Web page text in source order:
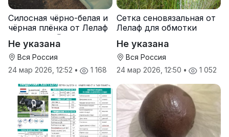
Силосная чёрно-белая и
чёрная плёнка от Лелаф
для траншей и ям
силоса/сенажа
Не указана
Вся Россия
24 мар 2026, 12:52 • 1 168
Сетка сеновязальная от
Лелаф для обмотки
Не указана
Вся Россия
24 мар 2026, 12:50 • 1 052